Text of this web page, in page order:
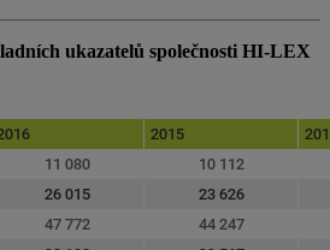
ukazatelů společnosti HI-LEX